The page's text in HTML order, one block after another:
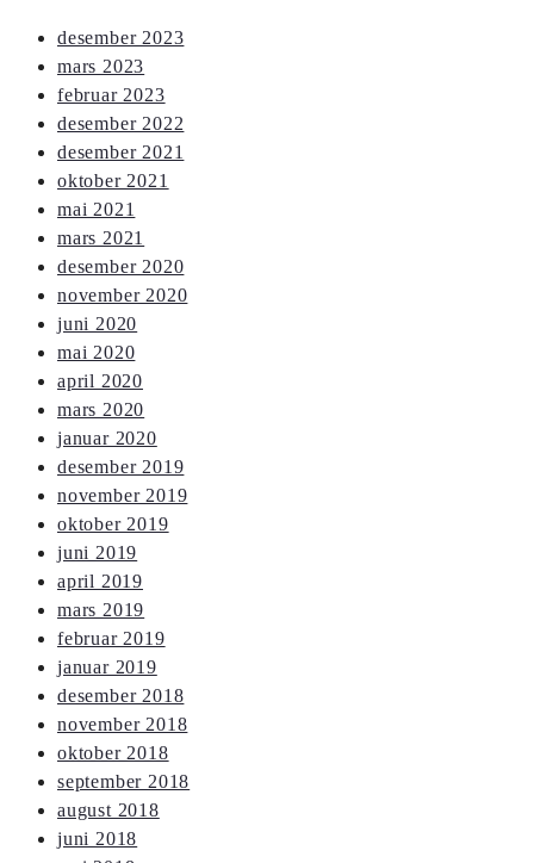
desember 2023
mars 2023
februar 2023
desember 2022
desember 2021
oktober 2021
mai 2021
mars 2021
desember 2020
november 2020
juni 2020
mai 2020
april 2020
mars 2020
januar 2020
desember 2019
november 2019
oktober 2019
juni 2019
april 2019
mars 2019
februar 2019
januar 2019
desember 2018
november 2018
oktober 2018
september 2018
august 2018
juni 2018